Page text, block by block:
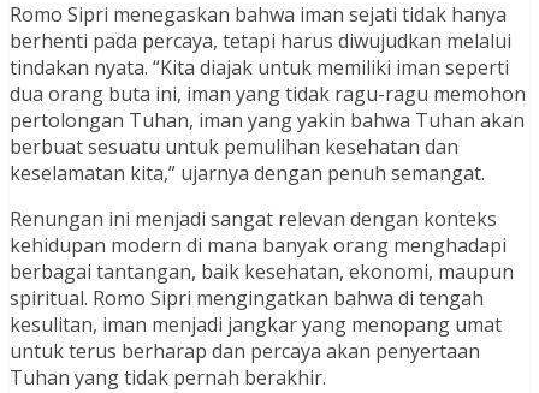
Romo Sipri menegaskan bahwa iman sejati tidak hanya
berhenti pada percaya, tetapi harus diwujudkan melalui
tindakan nyata. “Kita diajak untuk memiliki iman seperti
dua orang buta ini, iman yang tidak ragu-ragu memohon
pertolongan Tuhan, iman yang yakin bahwa Tuhan akan
berbuat sesuatu untuk pemulihan kesehatan dan
keselamatan kita,” ujarnya dengan penuh semangat.
Renungan ini menjadi sangat relevan dengan konteks
kehidupan modern di mana banyak orang menghadapi
berbagai tantangan, baik kesehatan, ekonomi, maupun
spiritual. Romo Sipri mengingatkan bahwa di tengah
kesulitan, iman menjadi jangkar yang menopang umat
untuk terus berharap dan percaya akan penyertaan
Tuhan yang tidak pernah berakhir.